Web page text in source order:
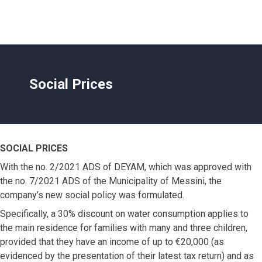
Social Prices
SOCIAL PRICES
With the no. 2/2021 ADS of DEYAM, which was approved with
the no. 7/2021 ADS of the Municipality of Messini, the
company’s new social policy was formulated.
Specifically, a 30% discount on water consumption applies to
the main residence for families with many and three children,
provided that they have an income of up to €20,000 (as
evidenced by the presentation of their latest tax return) and as